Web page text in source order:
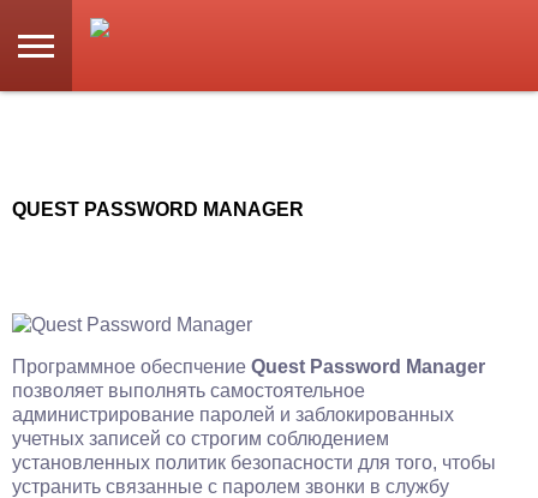
QUEST PASSWORD MANAGER
Программное обеспчение Quest Password Manager
позволяет выполнять самостоятельное
администрирование паролей и заблокированных
учетных записей со строгим соблюдением
установленных политик безопасности для того, чтобы
устранить связанные с паролем звонки в службу